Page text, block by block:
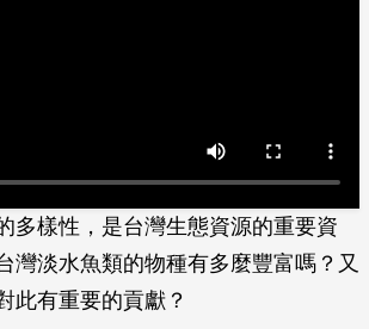
多樣性，是台灣生態資源的重要資
灣淡水魚類的物種有多麼豐富嗎？又
此有重要的貢獻？